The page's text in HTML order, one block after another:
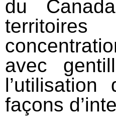
du
avec
façons